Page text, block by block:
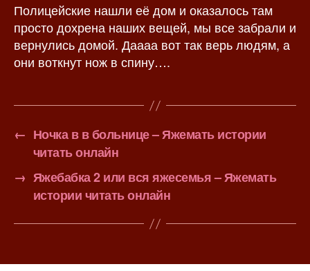
Полицейские нашли её дом и оказалось там
просто дохрена наших вещей, мы все забрали и
вернулись домой. Даааа вот так верь людям, а
они воткнут нож в спину….
← Ночка в в больнице – Яжемать истории
читать онлайн
→ Яжебабка 2 или вся яжесемья – Яжемать
истории читать онлайн